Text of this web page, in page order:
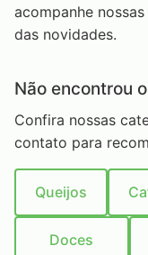
acompanhe
das novidades.
Não encontrou
Confira nossas
contato para
Queijos
Doces